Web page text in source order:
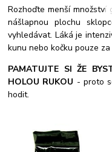
Rozhoďte menší
nášlapnou plochu
vyhledávat. Láká je
kunu nebo kočku pouze
PAMATUJTE SI ŽE
HOLOU RUKOU - proto
hodit.